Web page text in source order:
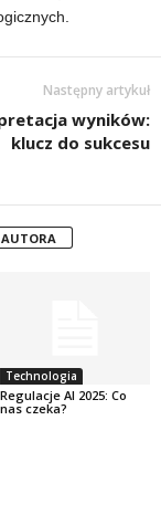
Następny artykuł
wyników:
klucz do sukcesu
AUTORA
Technologia
Regulacje AI 2025: Co
nas czeka?